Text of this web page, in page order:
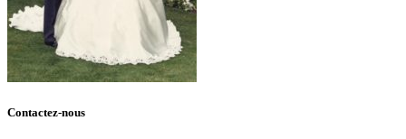
Contactez-nous